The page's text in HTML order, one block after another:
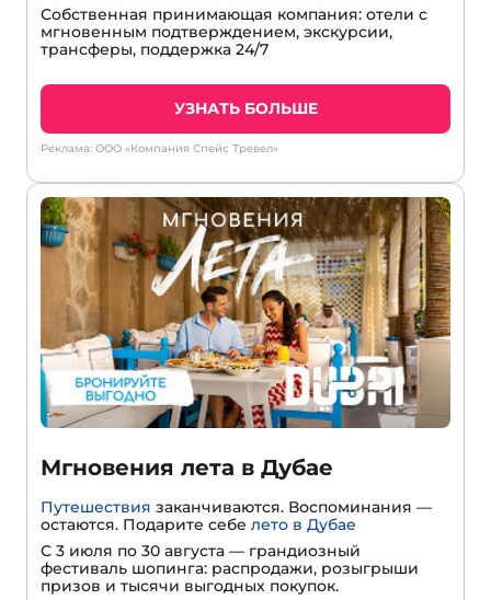
Собственная принимающая компания: отели с
мгновенным подтверждением, экскурсии,
трансферы, поддержка 24/7
УЗНАТЬ БОЛЬШЕ
Реклама: ООО «Компания Спейс Тревел»
Мгновения лета в Дубае
Путешествия заканчиваются. Воспоминания —
остаются. Подарите себе лето в Дубае
С 3 июля по 30 августа — грандиозный
фестиваль шопинга: распродажи, розыгрыши
призов и тысячи выгодных покупок.